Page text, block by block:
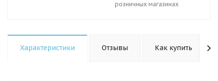
розничных магазинах
Характеристики Отзывы Как купить